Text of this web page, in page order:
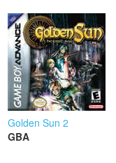
Golden Sun 2
GBA